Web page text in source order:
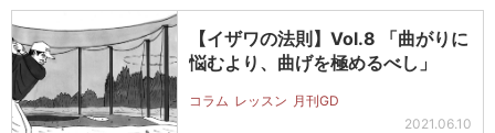
【イザワの法則】Vol.8 「曲がりに
悩むより、曲げを極めるべし」
コラム レッスン 月刊GD
2021.06.10